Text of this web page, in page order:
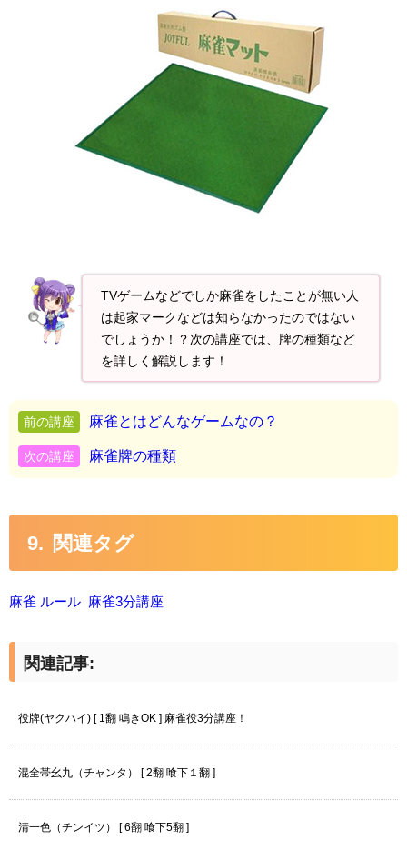
TVゲームなどでしか麻雀をしたことが無い人
は起家マークなどは知らなかったのではない
でしょうか！？次の講座では、牌の種類など
を詳しく解説します！
麻雀とはどんなゲームなの？
麻雀牌の種類
関連タグ
麻雀 ルール 麻雀3分講座
関連記事:
役牌(ヤクハイ) [ 1翻 鳴きOK ] 麻雀役3分講座！
混全帯幺九（チャンタ） [ 2翻 喰下１翻 ]
清一色（チンイツ） [ 6翻 喰下5翻 ]